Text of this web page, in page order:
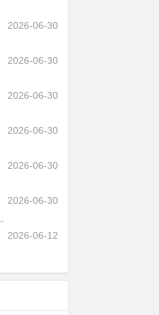
2026-06-30
2026-06-30
2026-06-30
2026-06-30
2026-06-30
2026-06-30
2026-06-12